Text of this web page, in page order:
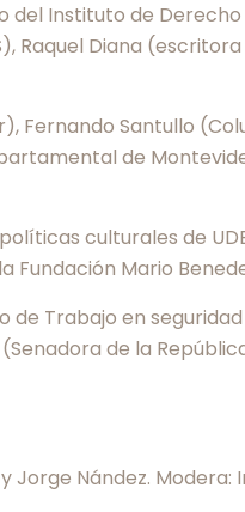
Instituto de Derecho
Raquel Diana
Fernando Santullo
de
culturales de
Fundación Mario
de Trabajo en
de la
Jorge Nández. Modera: